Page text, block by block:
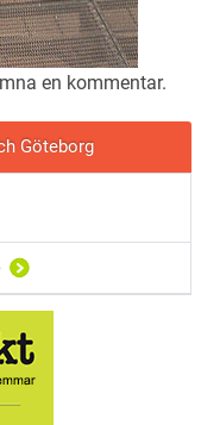
en kommentar.
Göteborg